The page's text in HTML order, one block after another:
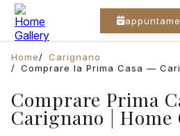
Home
Carignano
Comprare la Prima Casa —
Comprare Prima
Carignano | Home